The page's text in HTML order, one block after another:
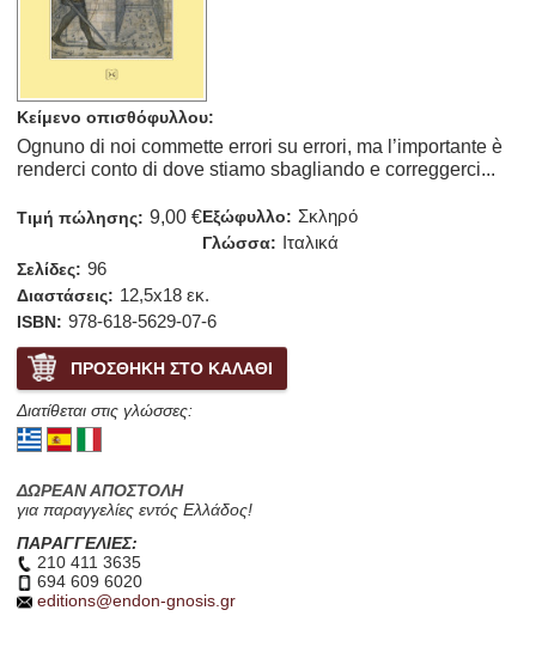
Κείμενο οπισθόφυλλου:
Ognuno di noi commette errori su errori, ma l’importante è
renderci conto di dove stiamo sbagliando e correggerci...
Τιμή πώλησης: 9,00 €Εξώφυλλο: Σκληρό
Γλώσσα: Ιταλικά
Σελίδες: 96
Διαστάσεις: 12,5x18 εκ.
ISBN: 978-618-5629-07-6
Διατίθεται στις γλώσσες:
ΔΩΡΕΑΝ ΑΠΟΣΤΟΛΗ
για παραγγελίες εντός Ελλάδος!
ΠΑΡΑΓΓΕΛΙΕΣ:
210 411 3635
694 609 6020
editions@endon-gnosis.gr